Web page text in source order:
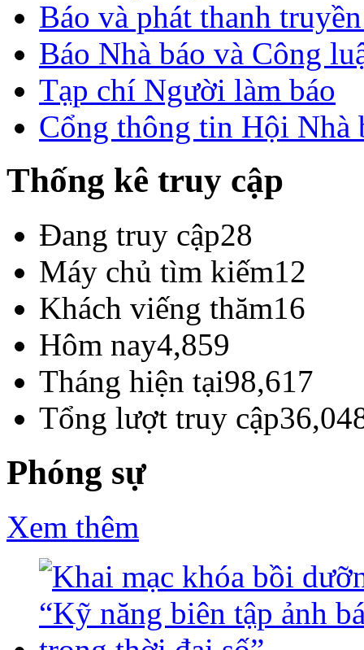
Báo và phát thanh
Báo Nhà báo và Công
Tạp chí Người làm báo
Cổng thông tin Hội Nhà
Thống kê truy cập
Đang truy cập28
Máy chủ tìm kiếm12
Khách viếng thăm16
Hôm nay4,859
Tháng hiện tại98,617
Tổng lượt truy cập
Phóng sự
Xem thêm